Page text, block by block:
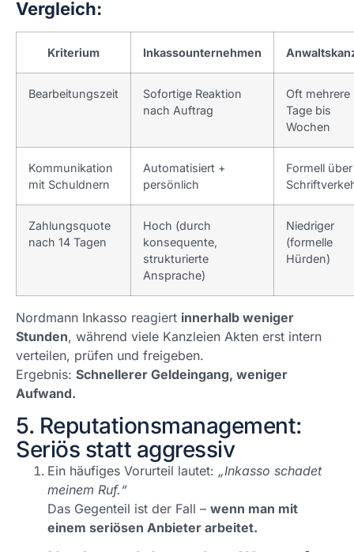
Vergleich:
Kriterium Inkassounternehmen
Bearbeitungszeit
Sofortige Reaktion
nach Auftrag
Oft mehrere
Tage bis
Wochen
Kommunikation
mit Schuldnern
Automatisiert +
persönlich
Formell über
Zahlungsquote
nach 14 Tagen
Hoch (durch
konsequente,
strukturierte
Ansprache)
Niedriger
(formelle
Hürden)
Nordmann Inkasso reagiert innerhalb weniger
Stunden, während viele Kanzleien Akten erst intern
verteilen, prüfen und freigeben.
Ergebnis: Schnellerer Geldeingang, weniger
Aufwand.
5. Reputationsmanagement:
Seriös statt aggressiv
Ein häufiges Vorurteil lautet: „Inkasso schadet
meinem Ruf.“
Das Gegenteil ist der Fall – wenn man mit
einem seriösen Anbieter arbeitet.